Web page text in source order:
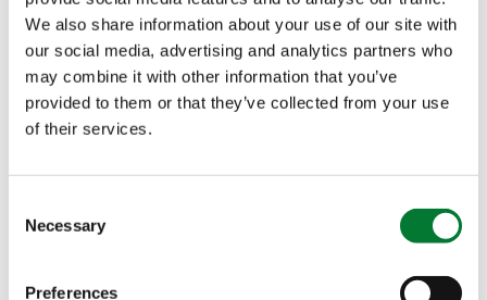
We also share information about your use of our site with
our social media, advertising and analytics partners who
may combine it with other information that you’ve
provided to them or that they’ve collected from your use
of their services.
Selection
Necessary
Preferences